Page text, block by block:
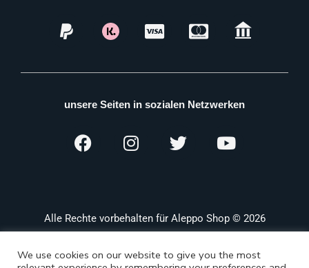
unsere Seiten in sozialen Netzwerken
Alle Rechte vorbehalten für Aleppo Shop © 2026
We use cookies on our website to give you the most